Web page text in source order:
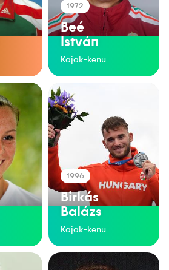
1972
Beé
István
Kajak-kenu
1996
Birkás
Balázs
Kajak-kenu